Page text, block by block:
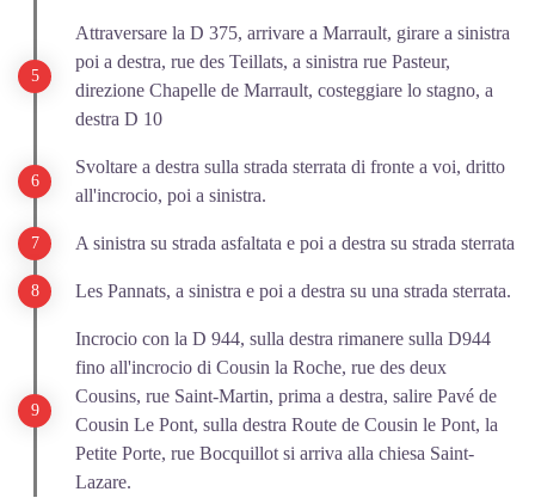
Attraversare la D 375, arrivare a Marrault, girare a sinistra
poi a destra, rue des Teillats, a sinistra rue Pasteur,
direzione Chapelle de Marrault, costeggiare lo stagno, a
destra D 10
Svoltare a destra sulla strada sterrata di fronte a voi, dritto
all'incrocio, poi a sinistra.
A sinistra su strada asfaltata e poi a destra su strada sterrata
Les Pannats, a sinistra e poi a destra su una strada sterrata.
Incrocio con la D 944, sulla destra rimanere sulla D944
fino all'incrocio di Cousin la Roche, rue des deux
Cousins, rue Saint-Martin, prima a destra, salire Pavé de
Cousin Le Pont, sulla destra Route de Cousin le Pont, la
Petite Porte, rue Bocquillot si arriva alla chiesa Saint-
Lazare.